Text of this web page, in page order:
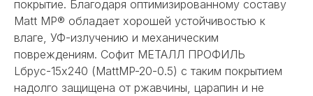
покрытие. Благодаря оптимизированному составу
Matt MP® обладает хорошей устойчивостью к
влаге, УФ-излучению и механическим
повреждениям. Софит МЕТАЛЛ ПРОФИЛЬ
Lбрус-15х240 (MattMP-20-0.5) с таким покрытием
надолго защищена от ржавчины, царапин и не